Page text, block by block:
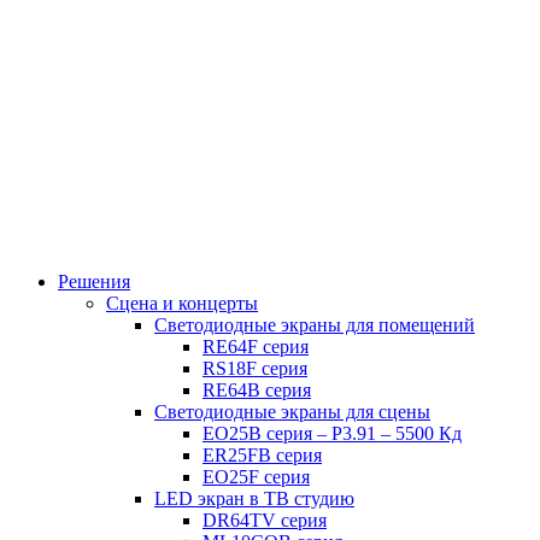
Решения
Сцена и концерты
Светодиодные экраны для помещений
RE64F серия
RS18F серия
RE64B серия
Светодиодные экраны для сцены
EO25B серия – P3.91 – 5500 Кд
ER25FB серия
EO25F серия
LED экран в ТВ студию
DR64TV серия